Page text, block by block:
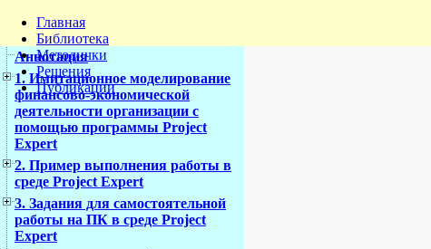
Главная
Библиотека
Методички
Решения
Публикации
Аннотация
1. Имитационное моделирование
финансово-экономической
деятельности организации с
помощью программы Project
Expert
2. Пример выполнения работы в
среде Project Expert
3. Задания для самостоятельной
работы на ПК в среде Project
Expert